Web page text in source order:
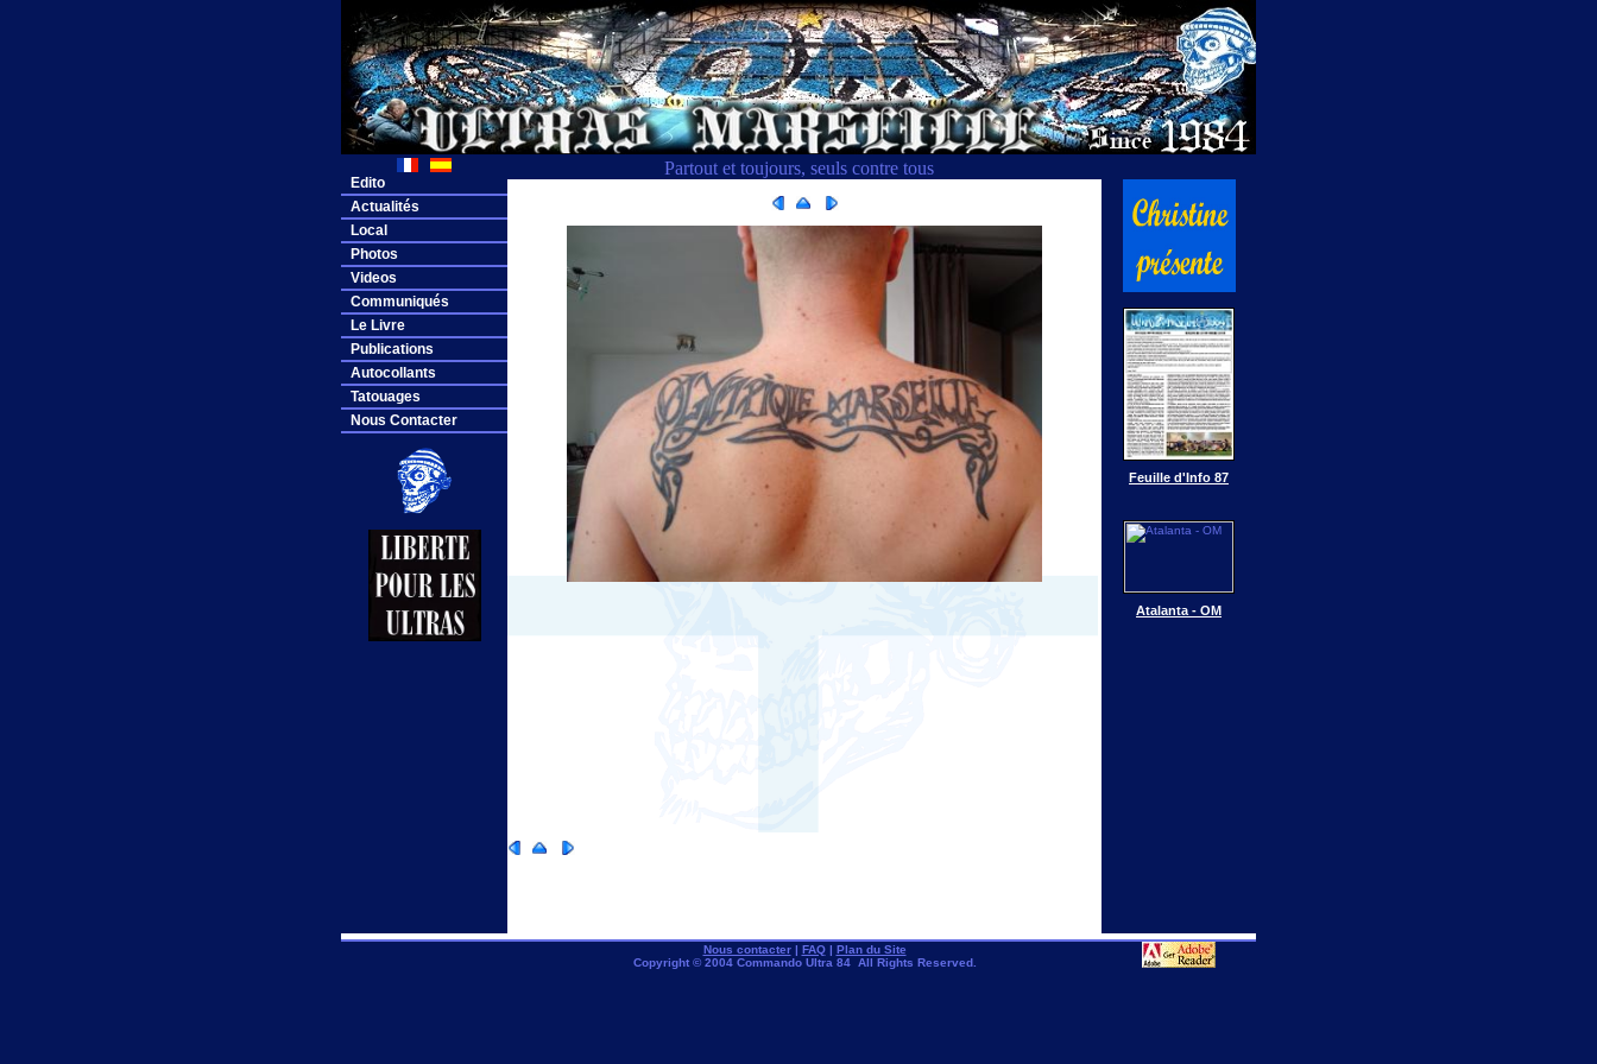
Partout et toujours, seuls contre tous
Edito
Actualités
Local
Photos
Videos
Communiqués
Le Livre
Publications
Autocollants
Tatouages
Nous Contacter
Feuille d'Info 87
Atalanta - OM
Nous contacter| FAQ| Plan du Site
Copyright © 2004 Commando Ultra 84 All Rights Reserved.